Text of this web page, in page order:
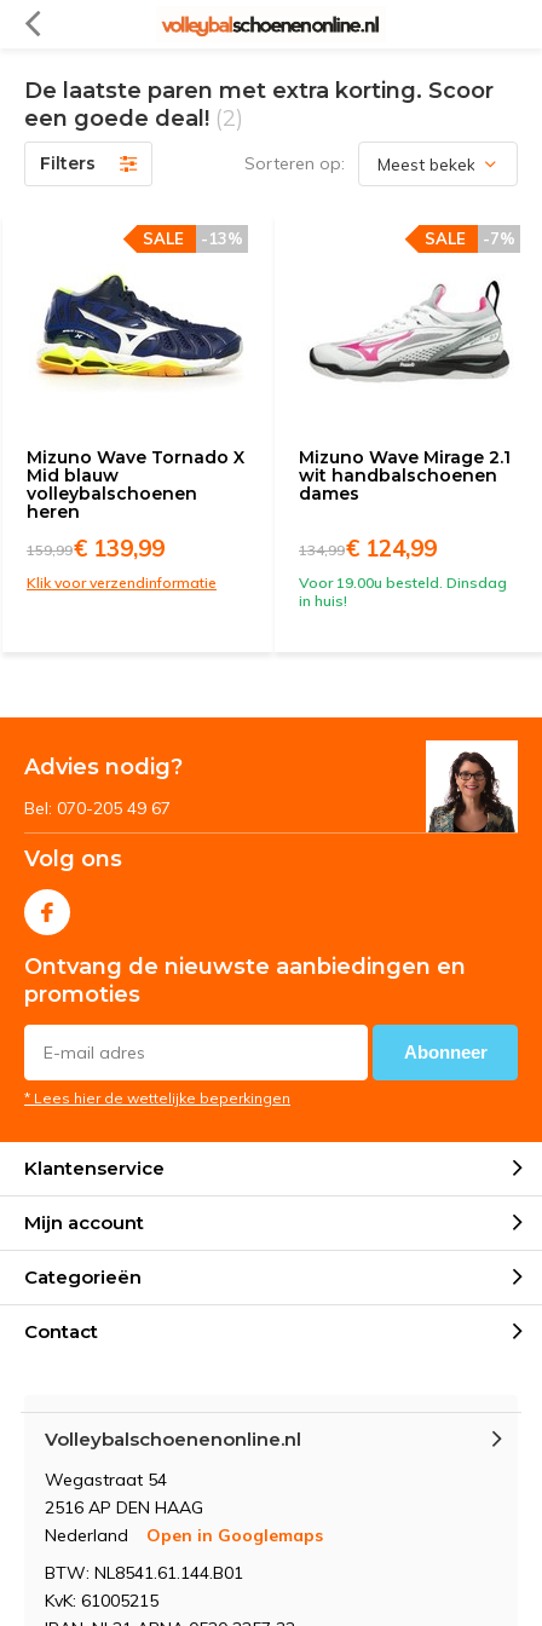
De laatste paren met extra korting. Scoor
een goede deal! (2)
Filters Sorteren op:
Mizuno Wave Tornado X
Mid blauw
volleybalschoenen
heren
-13%
SALE
159,99€ 139,99
Klik voor verzendinformatie
Mizuno Wave Mirage 2.1
wit handbalschoenen
dames
-7%
SALE
134,99€ 124,99
Voor 19.00u besteld. Dinsdag
in huis!
Advies nodig?
Bel: 070-205 49 67
Volg ons
Ontvang de nieuwste aanbiedingen en
promoties
Abonneer
* Lees hier de wettelijke beperkingen
Klantenservice
Mijn account
Categorieën
Contact
Volleybalschoenenonline.nl
Wegastraat 54
2516 AP DEN HAAG
Nederland
Open in Googlemaps
BTW: NL8541.61.144.B01
KvK: 61005215